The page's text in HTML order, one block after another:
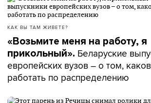
КАК ВЫ ТАМ ЖИВЕТЕ?
«Возьмите меня на работу, я
прикольный». Беларуские
европейских вузов – о том,
работать по распределению